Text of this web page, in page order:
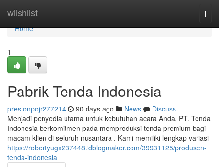
wiishlist
Home
Home
1
Pabrik Tenda Indonesia
prestonpojr277214 90 days ago News
Discuss
Menjadi penyedia utama untuk kebutuhan acara Anda, PT. Tenda
Indonesia berkomitmen pada memproduksi tenda premium bagi
macam klien di seluruh nusantara . Kami memiliki lengkap variasi
https://robertyugx237448.idblogmaker.com/39931125/produsen-
tenda-indonesia